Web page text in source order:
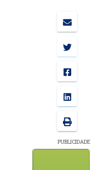
PUBLICIDADE